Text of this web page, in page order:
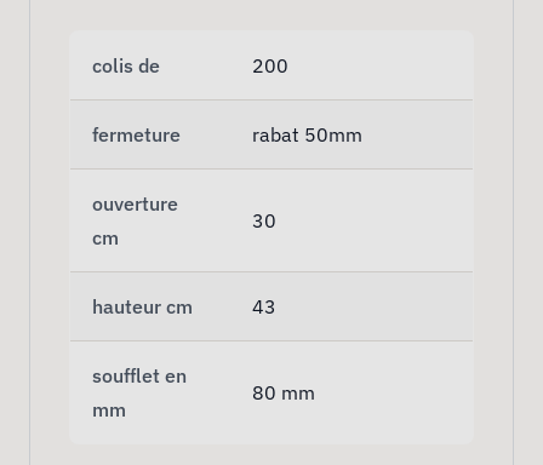
colis de 200
fermeture rabat 50mm
ouverture
cm
30
hauteur cm 43
soufflet en
mm
80 mm